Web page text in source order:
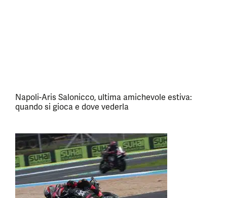
Napoli-Aris Salonicco, ultima amichevole estiva:
quando si gioca e dove vederla